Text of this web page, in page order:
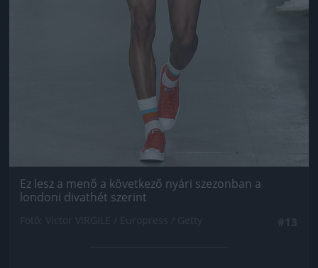
Ez lesz a menő a következő nyári szezonban a
londoni divathét szerint